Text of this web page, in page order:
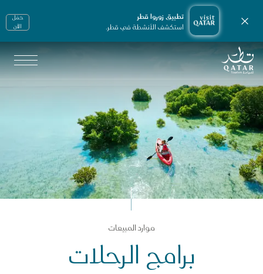
تطبيق زوروا قطر
استكشف الأنشطة في قطر.
حمّل
الأن
إغلاق الإشعارات
الصفحة الرئيسية لموقع VisitQatar
موارد المبيعات
برامج الرحلات